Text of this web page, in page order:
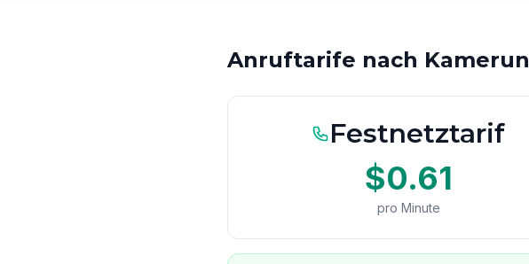
Anruftarife nach Kamerun
Festnetztarif
$0.61
pro Minute